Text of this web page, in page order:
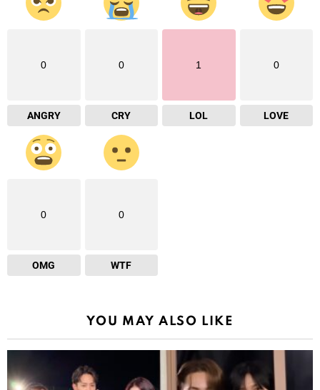
0
ANGRY
0
CRY
1
LOL
0
LOVE
0
OMG
0
WTF
YOU MAY ALSO LIKE